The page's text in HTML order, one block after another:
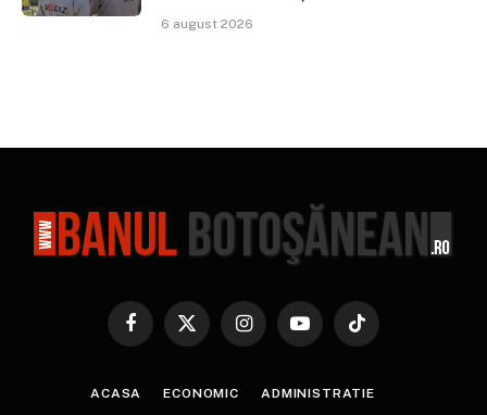
6 august 2026
Facebook
X
InstagramYouTubeTikTok
ACASA ECONOMIC ADMINISTRATIE